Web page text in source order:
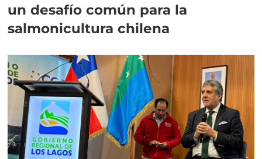
un desafío común para la
salmonicultura chilena